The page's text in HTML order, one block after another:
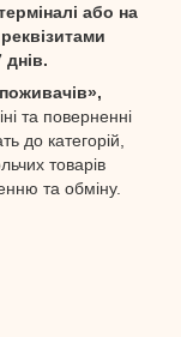
або на
днів.
та поверненні
до категорій,
товарів
та обміну.